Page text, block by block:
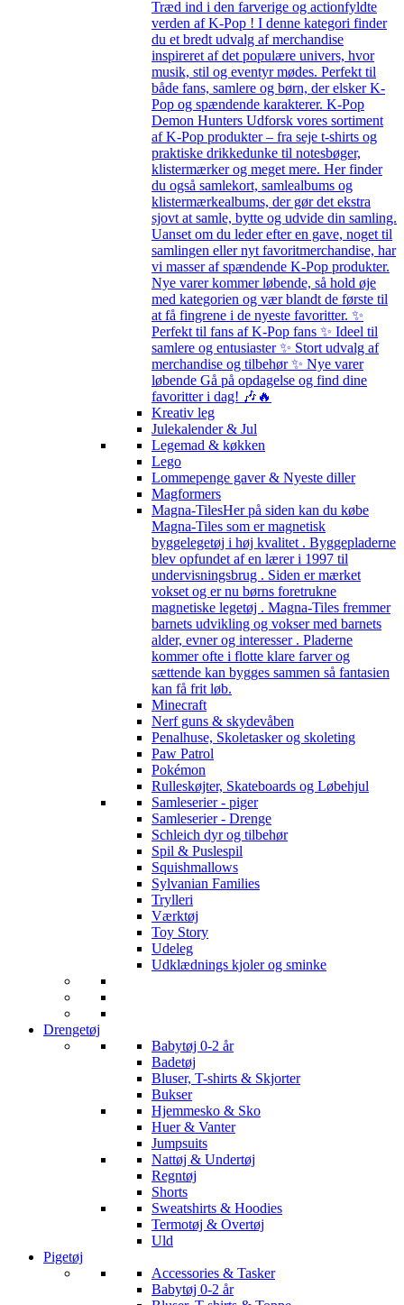
Træd ind i den farverige og actionfyldte
verden af K-Pop ! I denne kategori finder
du et bredt udvalg af merchandise
inspireret af det populære univers, hvor
musik, stil og eventyr mødes. Perfekt til
både fans, samlere og børn, der elsker K-
Pop og spændende karakterer. K-Pop
Demon Hunters Udforsk vores sortiment
af K-Pop produkter – fra seje t-shirts og
praktiske drikkedunke til notesbøger,
klistermærker og meget mere. Her finder
du også samlekort, samlealbums og
klistermærkealbums, der gør det ekstra
sjovt at samle, bytte og udvide din samling.
Uanset om du leder efter en gave, noget til
samlingen eller nyt favoritmerchandise, har
vi masser af spændende K-Pop produkter.
Nye varer kommer løbende, så hold øje
med kategorien og vær blandt de første til
at få fingrene i de nyeste favoritter. ✨
Perfekt til fans af K-Pop fans ✨ Ideel til
samlere og entusiaster ✨ Stort udvalg af
merchandise og tilbehør ✨ Nye varer
løbende Gå på opdagelse og find dine
favoritter i dag! 🎶🔥
Kreativ leg
Julekalender & Jul
Legemad & køkken
Lego
Lommepenge gaver & Nyeste diller
Magformers
Magna-TilesHer på siden kan du købe
Magna-Tiles som er magnetisk
byggelegetøj i høj kvalitet . Byggepladerne
blev opfundet af en lærer i 1997 til
undervisningsbrug . Siden er mærket
vokset og er nu børns foretrukne
magnetiske legetøj . Magna-Tiles fremmer
barnets udvikling og vokser med barnets
alder, evner og interesser . Pladerne
kommer ofte i flotte klare farver og
sættende kan bygges sammen så fantasien
kan få frit løb.
Minecraft
Nerf guns & skydevåben
Penalhuse, Skoletasker og skoleting
Paw Patrol
Pokémon
Rulleskøjter, Skateboards og Løbehjul
Samleserier - piger
Samleserier - Drenge
Schleich dyr og tilbehør
Spil & Puslespil
Squishmallows
Sylvanian Families
Trylleri
Værktøj
Toy Story
Udeleg
Udklædnings kjoler og sminke
Drengetøj
Babytøj 0-2 år
Badetøj
Bluser, T-shirts & Skjorter
Bukser
Hjemmesko & Sko
Huer & Vanter
Jumpsuits
Nattøj & Undertøj
Regntøj
Shorts
Sweatshirts & Hoodies
Termotøj & Overtøj
Uld
Pigetøj
Accessories & Tasker
Babytøj 0-2 år